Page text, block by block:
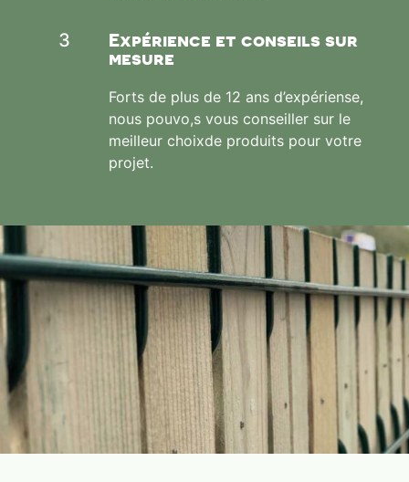
3
Expérience et conseils sur
mesure
Forts de plus de 12 ans d’expériense,
nous pouvo,s vous conseiller sur le
meilleur choixde produits pour votre
projet.